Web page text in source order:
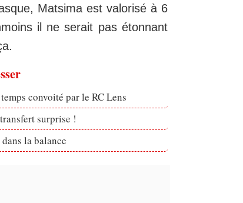
Matsima est valorisé à 6
il ne serait pas étonnant
convoité par le RC Lens
surprise !
la balance